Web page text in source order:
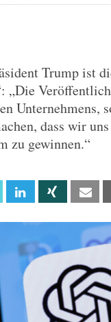
Trump ist
„Die
Unternehmens,
dass wir
zu gewinnen.“
Twitter Linkedin Xing